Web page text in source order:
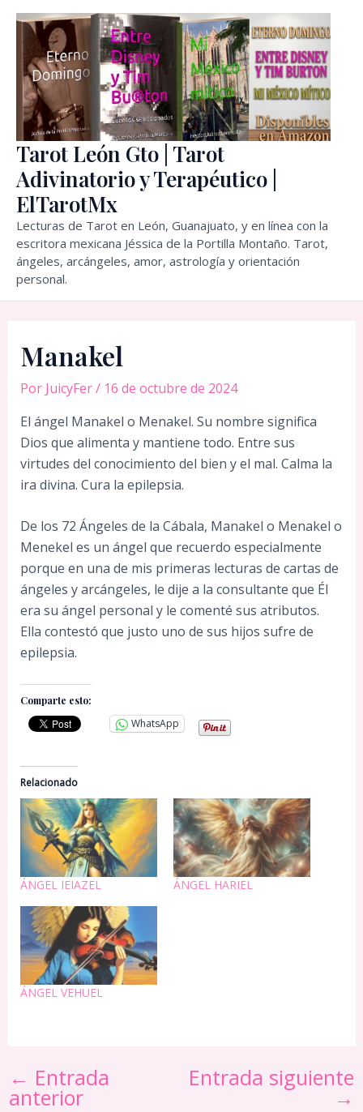
contenido
Tarot León Gto | Tarot
Adivinatorio y Terapéutico |
ElTarotMx
Lecturas de Tarot en León, Guanajuato, y en línea con la
escritora mexicana Jéssica de la Portilla Montaño. Tarot,
ángeles, arcángeles, amor, astrología y orientación
personal.
Manakel
Por JuicyFer/ 16 de octubre de 2024
El ángel Manakel o Menakel. Su nombre significa
Dios que alimenta y mantiene todo. Entre sus
virtudes del conocimiento del bien y el mal. Calma la
ira divina. Cura la epilepsia.
De los 72 Ángeles de la Cábala, Manakel o Menakel o
Menekel es un ángel que recuerdo especialmente
porque en una de mis primeras lecturas de cartas de
ángeles y arcángeles, le dije a la consultante que Él
era su ángel personal y le comenté sus atributos.
Ella contestó que justo uno de sus hijos sufre de
epilepsia.
Comparte esto:
WhatsApp
Relacionado
ÁNGEL IEIAZEL ÁNGEL HARIEL
ÁNGEL VEHUEL
← Entrada
anterior
Entrada siguiente
→